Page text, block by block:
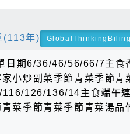
(113年)
期6/36/46/56/66/7主
小炒副菜季節青菜季節
126/136/14主食端午
菜季節青菜季節青菜湯